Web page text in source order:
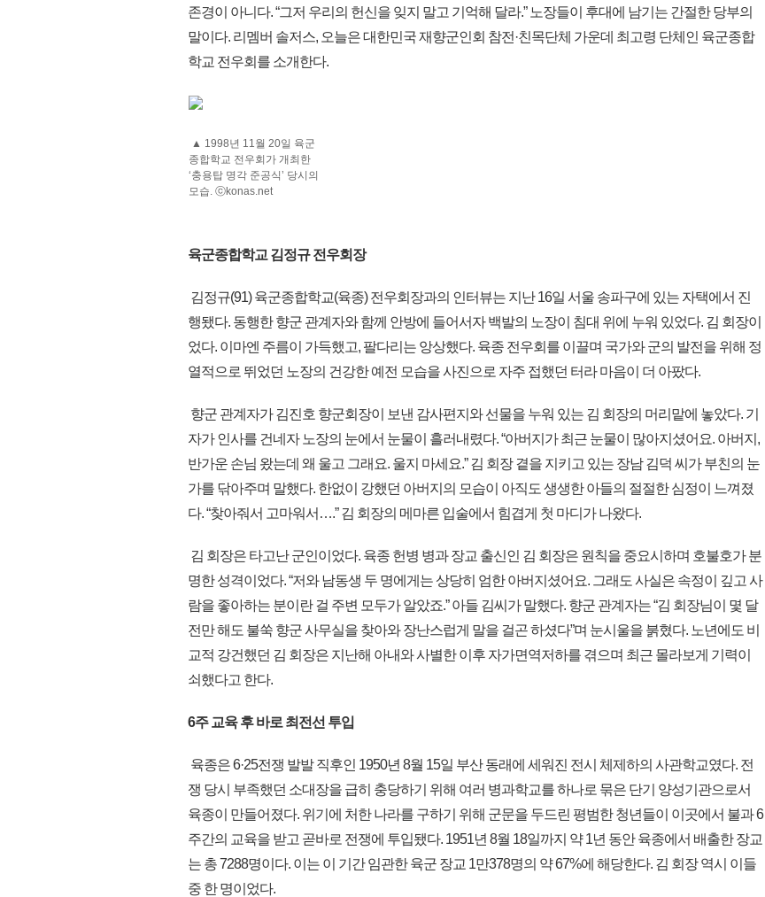
존경이 아니다. “그저 우리의 헌신을 잊지 말고 기억해 달라.” 노장들이 후대에 남기는 간절한 당부의
말이다. 리멤버 솔저스, 오늘은 대한민국 재향군인회 참전·친목단체 가운데 최고령 단체인 육군종합
학교 전우회를 소개한다.
▲ 1998년 11월 20일 육군
종합학교 전우회가 개최한
‘충용탑 명각 준공식’ 당시의
모습. ⓒkonas.net
육군종합학교 김정규 전우회장
김정규(91) 육군종합학교(육종) 전우회장과의 인터뷰는 지난 16일 서울 송파구에 있는 자택에서 진
행됐다. 동행한 향군 관계자와 함께 안방에 들어서자 백발의 노장이 침대 위에 누워 있었다. 김 회장이
었다. 이마엔 주름이 가득했고, 팔다리는 앙상했다. 육종 전우회를 이끌며 국가와 군의 발전을 위해 정
열적으로 뛰었던 노장의 건강한 예전 모습을 사진으로 자주 접했던 터라 마음이 더 아팠다.
향군 관계자가 김진호 향군회장이 보낸 감사편지와 선물을 누워 있는 김 회장의 머리맡에 놓았다. 기
자가 인사를 건네자 노장의 눈에서 눈물이 흘러내렸다. “아버지가 최근 눈물이 많아지셨어요. 아버지,
반가운 손님 왔는데 왜 울고 그래요. 울지 마세요.” 김 회장 곁을 지키고 있는 장남 김덕 씨가 부친의 눈
가를 닦아주며 말했다. 한없이 강했던 아버지의 모습이 아직도 생생한 아들의 절절한 심정이 느껴졌
다. “찾아줘서 고마워서….” 김 회장의 메마른 입술에서 힘겹게 첫 마디가 나왔다.
김 회장은 타고난 군인이었다. 육종 헌병 병과 장교 출신인 김 회장은 원칙을 중요시하며 호불호가 분
명한 성격이었다. “저와 남동생 두 명에게는 상당히 엄한 아버지셨어요. 그래도 사실은 속정이 깊고 사
람을 좋아하는 분이란 걸 주변 모두가 알았죠.” 아들 김씨가 말했다. 향군 관계자는 “김 회장님이 몇 달
전만 해도 불쑥 향군 사무실을 찾아와 장난스럽게 말을 걸곤 하셨다”며 눈시울을 붉혔다. 노년에도 비
교적 강건했던 김 회장은 지난해 아내와 사별한 이후 자가면역저하를 겪으며 최근 몰라보게 기력이
쇠했다고 한다.
6주 교육 후 바로 최전선 투입
육종은 6·25전쟁 발발 직후인 1950년 8월 15일 부산 동래에 세워진 전시 체제하의 사관학교였다. 전
쟁 당시 부족했던 소대장을 급히 충당하기 위해 여러 병과학교를 하나로 묶은 단기 양성기관으로서
육종이 만들어졌다. 위기에 처한 나라를 구하기 위해 군문을 두드린 평범한 청년들이 이곳에서 불과 6
주간의 교육을 받고 곧바로 전쟁에 투입됐다. 1951년 8월 18일까지 약 1년 동안 육종에서 배출한 장교
는 총 7288명이다. 이는 이 기간 임관한 육군 장교 1만378명의 약 67%에 해당한다. 김 회장 역시 이들
중 한 명이었다.